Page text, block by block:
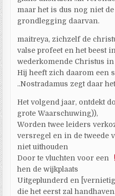
maar het is dus nog niet
grondlegging daarvan.
maitreya, zichzelf de
valse profeet en het beest
wederkomende Christus in
Hij heeft zich daarom een
..Nostradamus zegt daar
Het volgend jaar, ontdekt
grote Waarschuwing)),
Worden twee leiders
versregel en in de tweede
niet uithouden
Door te vluchten voor een
hen de wijkplaats
Uitgeplunderd en
die het eerst zal